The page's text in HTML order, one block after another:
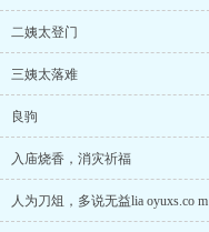
二姨太登门
三姨太落难
良驹
入庙烧香，消灾祈福
人为刀俎，多说无益lia oyuxs.co m